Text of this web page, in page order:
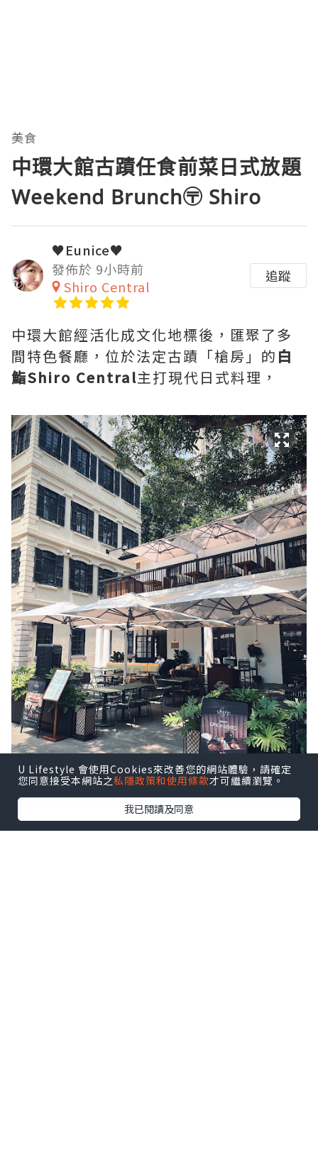
美食
中環大館古蹟任食前菜日式放題
Weekend Brunch〶 Shiro
♥Eunice♥
發佈於 9小時前
Shiro Central
追蹤
中環大館經活化成文化地標後，匯聚了多
間特色餐廳，位於法定古蹟「槍房」的 白
鮨Shiro Central主打現代日式料理，
U Lifestyle 會使用Cookies來改善您的網站體驗，請確定
您同意接受本網站之私隱政策和使用條款才可繼續瀏覽。
我已閱讀及同意